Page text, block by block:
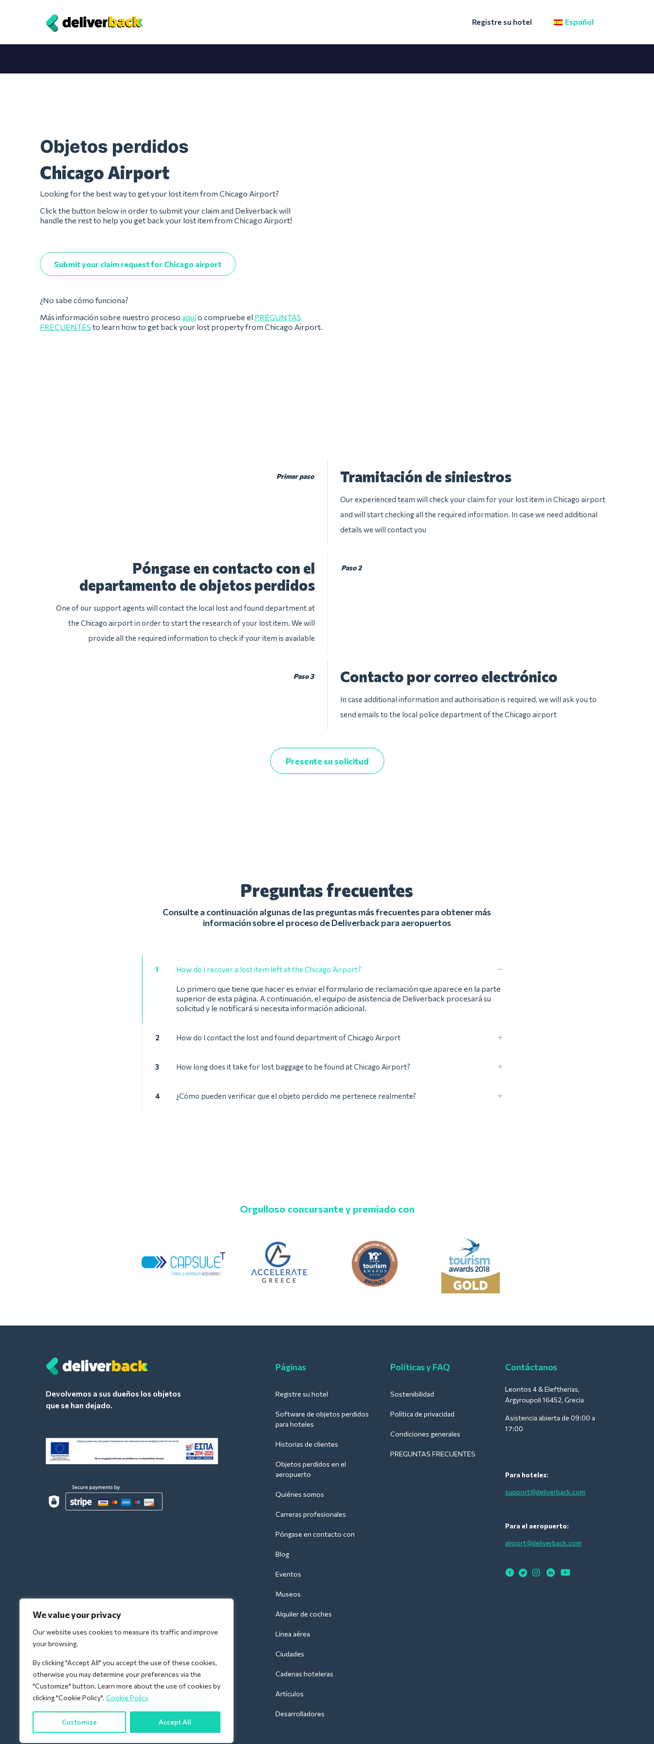
We value your privacy
Our website uses cookies to measure its traffic and improve
your browsing.
By clicking "Accept All" you accept the use of these cookies,
otherwise you may determine your preferences via the
"Customize" button. Learn more about the use of cookies by
clicking "Cookie Policy". Cookie Policy
Customize Accept All
Registre su hotel Español
Objetos perdidos
Chicago Airport
Looking for the best way to get your lost item from Chicago Airport?
Click the button below in order to submit your claim and Deliverback will
handle the rest to help you get back your lost item from Chicago Airport!
Submit your claim request for Chicago airport
¿No sabe cómo funciona?
Más información sobre nuestro proceso aquío compruebe el PREGUNTAS
FRECUENTES to learn how to get back your lost property from Chicago Airport.
Primer paso Tramitación de siniestros
Our experienced team will check your claim for your lost item in Chicago airport
and will start checking all the required information. In case we need additional
details we will contact you
Paso 2
Póngase en contacto con el
departamento de objetos perdidos
One of our support agents will contact the local lost and found department at
the Chicago airport in order to start the research of your lost item. We will
provide all the required information to check if your item is available
Paso 3 Contacto por correo electrónico
In case additional information and authorisation is required, we will ask you to
send emails to the local police department of the Chicago airport
Presente su solicitud
Preguntas frecuentes
Consulte a continuación algunas de las preguntas más frecuentes para obtener más
información sobre el proceso de Deliverback para aeropuertos
1 How do I recover a lost item left at the Chicago Airport?
Lo primero que tiene que hacer es enviar el formulario de reclamación que aparece en la parte
superior de esta página. A continuación, el equipo de asistencia de Deliverback procesará su
solicitud y le notificará si necesita información adicional.
2 How do I contact the lost and found department of Chicago Airport
3 How long does it take for lost baggage to be found at Chicago Airport?
4 ¿Cómo pueden verificar que el objeto perdido me pertenece realmente?
Orgulloso concursante y premiado con
Devolvemos a sus dueños los objetos
que se han dejado.
Páginas
Registre su hotel
Software de objetos perdidos
para hoteles
Historias de clientes
Objetos perdidos en el
aeropuerto
Quiénes somos
Carreras profesionales
Póngase en contacto con
Blog
Eventos
Museos
Alquiler de coches
Línea aérea
Ciudades
Cadenas hoteleras
Artículos
Desarrolladores
Políticas y FAQ
Sostenibilidad
Política de privacidad
Condiciones generales
PREGUNTAS FRECUENTES
Contáctanos
Leontos 4 & Eleftherias,
Argyroupoli 16452, Grecia
Asistencia abierta de 09:00 a
17:00
Para hoteles:
support@deliverback.com
Para el aeropuerto:
airport@deliverback.com